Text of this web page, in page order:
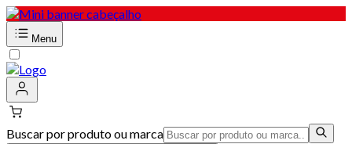
Menu
Buscar por produto ou marca